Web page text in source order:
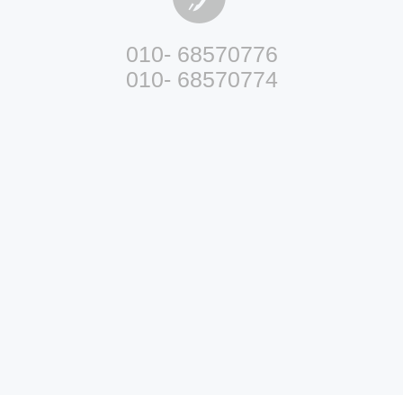
010- 68570776
010- 68570774